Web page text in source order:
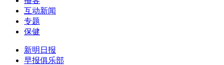
互动新闻
专题
保健
新明日报
早报俱乐部